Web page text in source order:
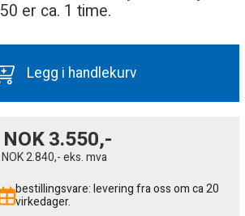
er ca. 1 time.
Legg i handlekurv
NOK3.550,-
NOK2.840,-eks. mva
bestillingsvare: levering fra oss om ca 20
virkedager.